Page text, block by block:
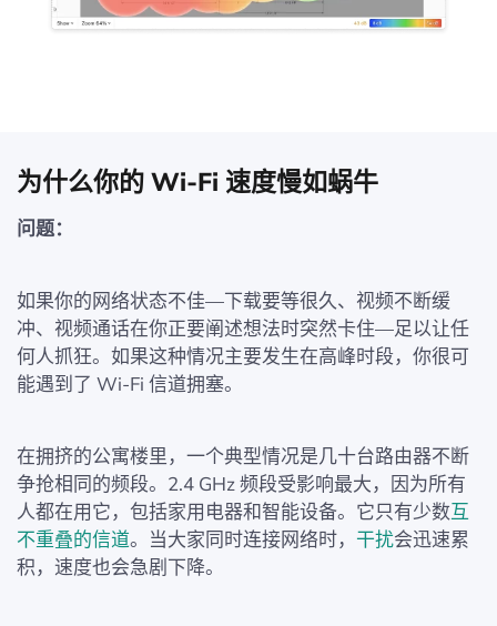
为什么你的 Wi-Fi 速度慢如蜗牛
问题：
如果你的网络状态不佳—下载要等很久、视频不断缓
冲、视频通话在你正要阐述想法时突然卡住—足以让任
何人抓狂。如果这种情况主要发生在高峰时段，你很可
能遇到了 Wi‑Fi 信道拥塞。
在拥挤的公寓楼里，一个典型情况是几十台路由器不断
争抢相同的频段。2.4 GHz 频段受影响最大，因为所有
人都在用它，包括家用电器和智能设备。它只有少数互
不重叠的信道。当大家同时连接网络时， 干扰会迅速累
积，速度也会急剧下降。